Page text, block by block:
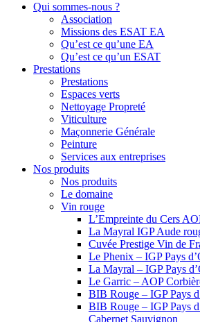
Qui sommes-nous ?
Association
Missions des ESAT EA
Qu’est ce qu’une EA
Qu’est ce qu’un ESAT
Prestations
Prestations
Espaces verts
Nettoyage Propreté
Viticulture
Maçonnerie Générale
Peinture
Services aux entreprises
Nos produits
Nos produits
Le domaine
Vin rouge
L’Empreinte du Cers
La Mayral IGP Aude
Cuvée Prestige Vin de
Le Phenix – IGP Pays
La Mayral – IGP Pays
Le Garric – AOP
BIB Rouge – IGP Pays
BIB Rouge – IGP Pays
Cabernet Sauvignon